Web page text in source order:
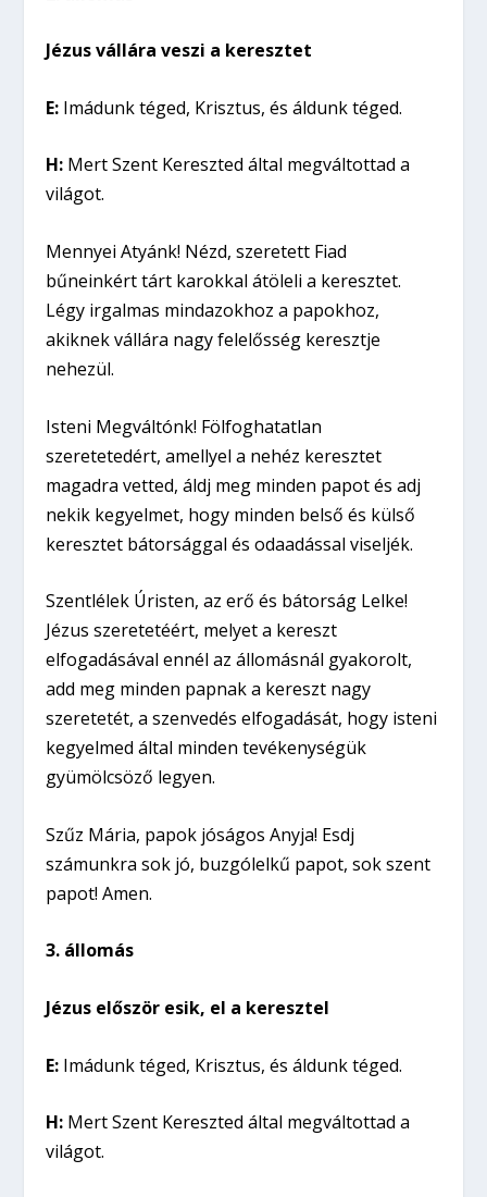
Jézus vállára veszi a keresztet
E: Imádunk téged, Krisztus, és áldunk téged.
H: Mert Szent Kereszted által megváltottad a
világot.
Mennyei Atyánk! Nézd, szeretett Fiad
bűneinkért tárt karokkal átöleli a keresztet.
Légy irgalmas mindazokhoz a papokhoz,
akiknek vállára nagy felelősség keresztje
nehezül.
Isteni Megváltónk! Fölfoghatatlan
szeretetedért, amellyel a nehéz keresztet
magadra vetted, áldj meg minden papot és adj
nekik kegyelmet, hogy minden belső és külső
keresztet bátorsággal és odaadással viseljék.
Szentlélek Úristen, az erő és bátorság Lelke!
Jézus szeretetéért, melyet a kereszt
elfogadásával ennél az állomásnál gyakorolt,
add meg minden papnak a kereszt nagy
szeretetét, a szenvedés elfogadását, hogy isteni
kegyelmed által minden tevékenységük
gyümölcsöző legyen.
Szűz Mária, papok jóságos Anyja! Esdj
számunkra sok jó, buzgólelkű papot, sok szent
papot! Amen.
3. állomás
Jézus először esik, el a keresztel
E: Imádunk téged, Krisztus, és áldunk téged.
H: Mert Szent Kereszted által megváltottad a
világot.